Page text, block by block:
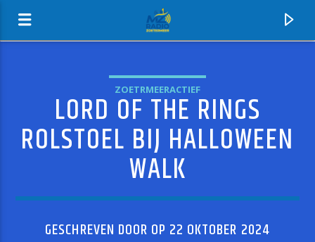
MZ-RADIO
ZOETRMEERACTIEF
LORD OF THE RINGS
ROLSTOEL BIJ HALLOWEEN
WALK
GESCHREVEN DOOR OP 22 OKTOBER 2024